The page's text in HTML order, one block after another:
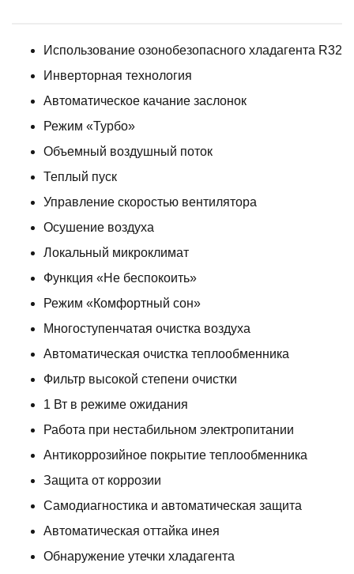
Использование озонобезопасного хладагента R32
Инверторная технология
Автоматическое качание заслонок
Режим «Турбо»
Объемный воздушный поток
Теплый пуск
Управление скоростью вентилятора
Осушение воздуха
Локальный микроклимат
Функция «Не беспокоить»
Режим «Комфортный сон»
Многоступенчатая очистка воздуха
Автоматическая очистка теплообменника
Фильтр высокой степени очистки
1 Вт в режиме ожидания
Работа при нестабильном электропитании
Антикоррозийное покрытие теплообменника
Защита от коррозии
Самодиагностика и автоматическая защита
Автоматическая оттайка инея
Обнаружение утечки хладагента